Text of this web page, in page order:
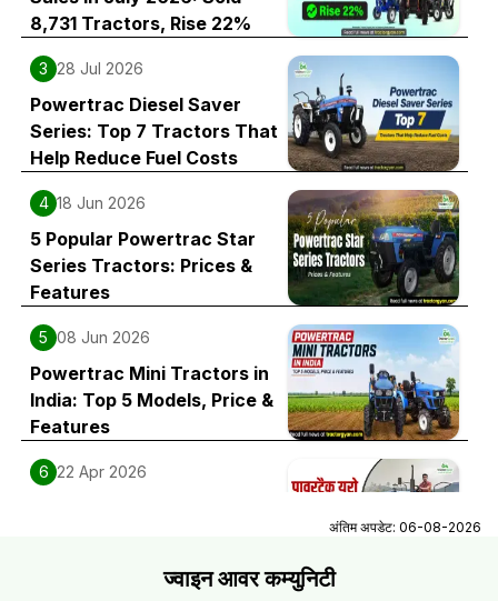
8,731 Tractors, Rise 22%
3 28 Jul 2026
Powertrac Diesel Saver
Series: Top 7 Tractors That
Help Reduce Fuel Costs
4 18 Jun 2026
5 Popular Powertrac Star
Series Tractors: Prices &
Features
5 08 Jun 2026
Powertrac Mini Tractors in
India: Top 5 Models, Price &
Features
6 22 Apr 2026
अंतिम अपडेट: 06-08-2026
ज्वाइन आवर कम्युनिटी